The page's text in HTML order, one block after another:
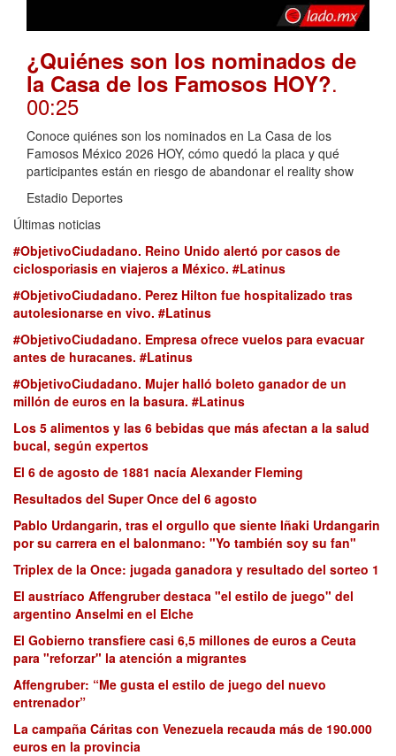
¿Quiénes son los nominados de
la Casa de los Famosos HOY?.
00:25
Conoce quiénes son los nominados en La Casa de los
Famosos México 2026 HOY, cómo quedó la placa y qué
participantes están en riesgo de abandonar el reality show
Estadio Deportes
Últimas noticias
#ObjetivoCiudadano. Reino Unido alertó por casos de
ciclosporiasis en viajeros a México. #Latinus
#ObjetivoCiudadano. Perez Hilton fue hospitalizado tras
autolesionarse en vivo. #Latinus
#ObjetivoCiudadano. Empresa ofrece vuelos para evacuar
antes de huracanes. #Latinus
#ObjetivoCiudadano. Mujer halló boleto ganador de un
millón de euros en la basura. #Latinus
Los 5 alimentos y las 6 bebidas que más afectan a la salud
bucal, según expertos
El 6 de agosto de 1881 nacía Alexander Fleming
Resultados del Super Once del 6 agosto
Pablo Urdangarin, tras el orgullo que siente Iñaki Urdangarin
por su carrera en el balonmano: "Yo también soy su fan"
Triplex de la Once: jugada ganadora y resultado del sorteo 1
El austríaco Affengruber destaca "el estilo de juego" del
argentino Anselmi en el Elche
El Gobierno transfiere casi 6,5 millones de euros a Ceuta
para "reforzar" la atención a migrantes
Affengruber: “Me gusta el estilo de juego del nuevo
entrenador”
La campaña Cáritas con Venezuela recauda más de 190.000
euros en la provincia